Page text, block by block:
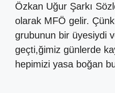
Özkan Uğur Şarkı
olarak MFÖ gelir.
grubunun bir üyesiydi
geçti,ğimiz günlerde
hepimizi yasa boğan